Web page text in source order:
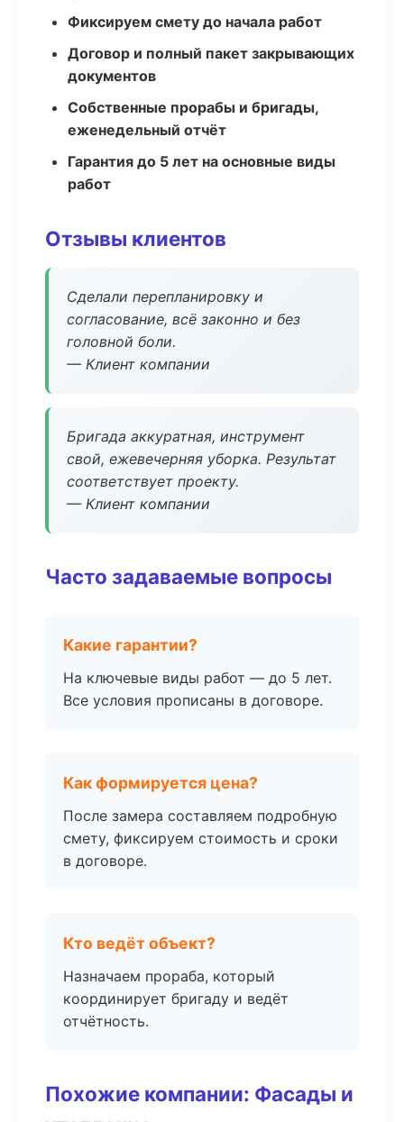
Фиксируем смету до начала работ
Договор и полный пакет закрывающих
документов
Собственные прорабы и бригады,
еженедельный отчёт
Гарантия до 5 лет на основные виды
работ
Отзывы клиентов
Сделали перепланировку и
согласование, всё законно и без
головной боли.
— Клиент компании
Бригада аккуратная, инструмент
свой, ежевечерняя уборка. Результат
соответствует проекту.
— Клиент компании
Часто задаваемые вопросы
Какие гарантии?
На ключевые виды работ — до 5 лет.
Все условия прописаны в договоре.
Как формируется цена?
После замера составляем подробную
смету, фиксируем стоимость и сроки
в договоре.
Кто ведёт объект?
Назначаем прораба, который
координирует бригаду и ведёт
отчётность.
Похожие компании: Фасады и